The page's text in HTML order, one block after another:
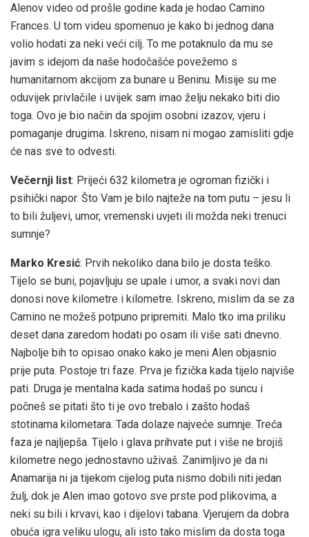
Alenov video od prošle godine kada je hodao Camino
Frances. U tom videu spomenuo je kako bi jednog dana
volio hodati za neki veći cilj. To me potaknulo da mu se
javim s idejom da naše hodočašće povežemo s
humanitarnom akcijom za bunare u Beninu. Misije su me
oduvijek privlačile i uvijek sam imao želju nekako biti dio
toga. Ovo je bio način da spojim osobni izazov, vjeru i
pomaganje drugima. Iskreno, nisam ni mogao zamisliti gdje
će nas sve to odvesti.
Večernji list: Prijeći 632 kilometra je ogroman fizički i
psihički napor. Što Vam je bilo najteže na tom putu – jesu li
to bili žuljevi, umor, vremenski uvjeti ili možda neki trenuci
sumnje?
Marko Kresić: Prvih nekoliko dana bilo je dosta teško.
Tijelo se buni, pojavljuju se upale i umor, a svaki novi dan
donosi nove kilometre i kilometre. Iskreno, mislim da se za
Camino ne možeš potpuno pripremiti. Malo tko ima priliku
deset dana zaredom hodati po osam ili više sati dnevno.
Najbolje bih to opisao onako kako je meni Alen objasnio
prije puta. Postoje tri faze. Prva je fizička kada tijelo najviše
pati. Druga je mentalna kada satima hodaš po suncu i
počneš se pitati što ti je ovo trebalo i zašto hodaš
stotinama kilometara. Tada dolaze najveće sumnje. Treća
faza je najljepša. Tijelo i glava prihvate put i više ne brojiš
kilometre nego jednostavno uživaš. Zanimljivo je da ni
Anamarija ni ja tijekom cijelog puta nismo dobili niti jedan
žulj, dok je Alen imao gotovo sve prste pod plikovima, a
neki su bili i krvavi, kao i dijelovi tabana. Vjerujem da dobra
obuća igra veliku ulogu, ali isto tako mislim da dosta toga